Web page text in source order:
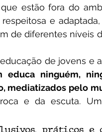
estão fora do
e
de diferentes níveis
educa ninguém,
mediatizados pelo
e da escuta.
práticos e